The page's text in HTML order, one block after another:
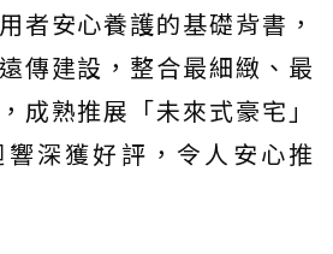
者安心養護的基礎背書，
傳建設，整合最細緻、最
成熟推展「未來式豪宅」
深獲好評，令人安心推